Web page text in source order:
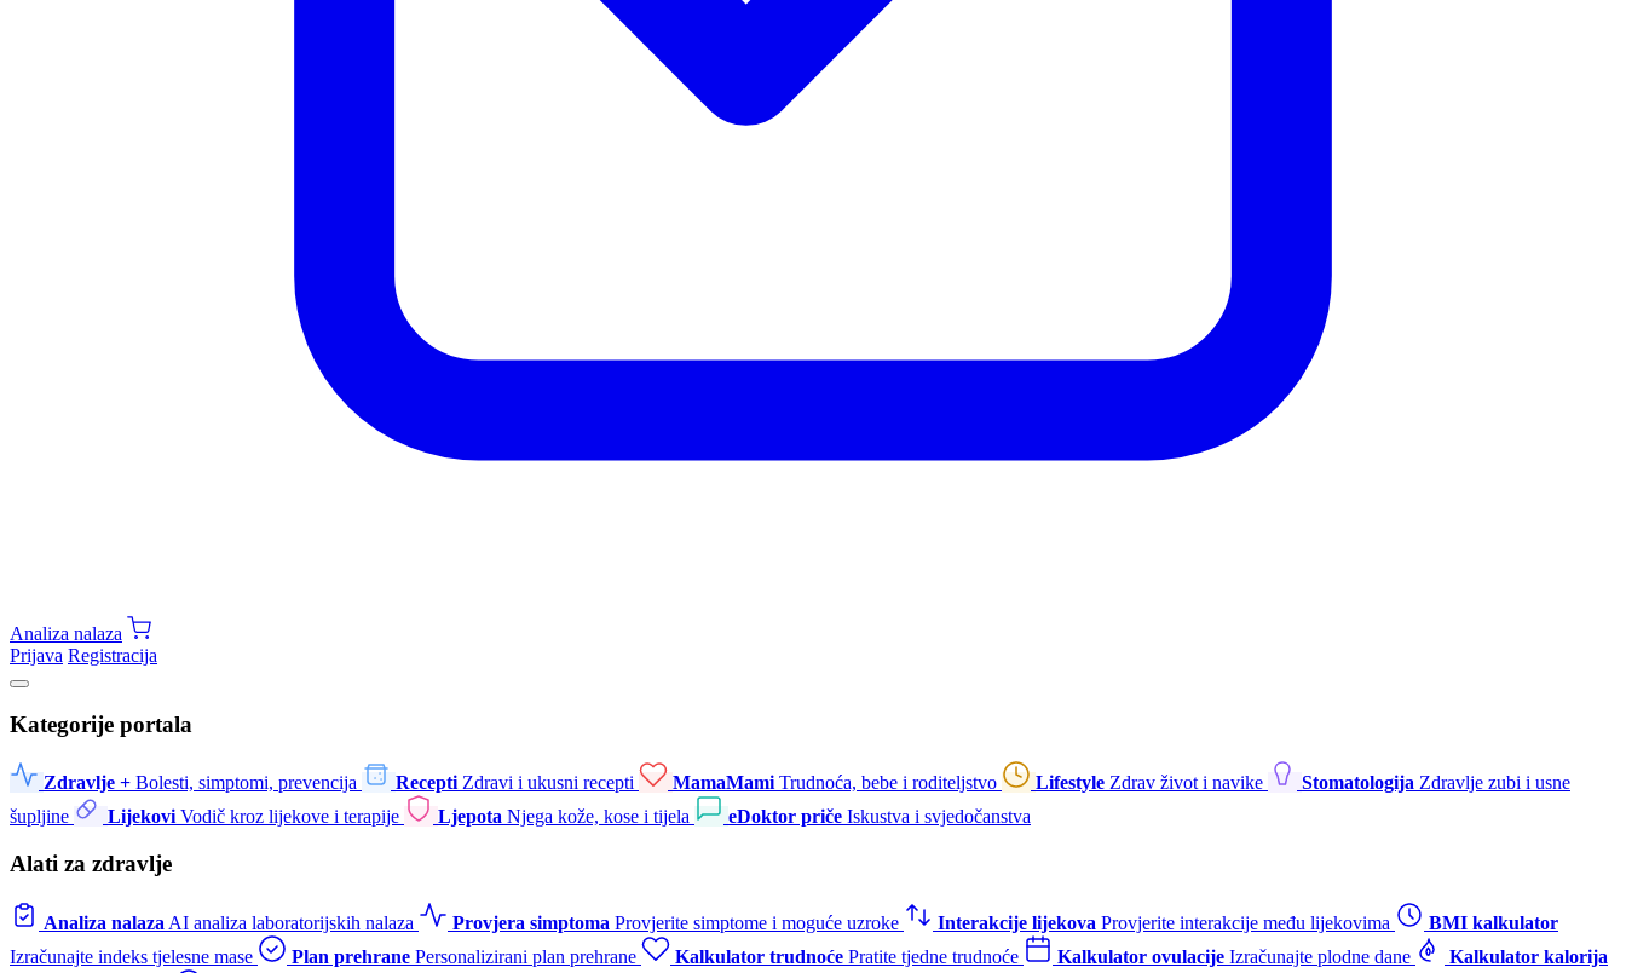
Analiza nalaza
Prijava Registracija
Kategorije portala
Zdravlje + Bolesti, simptomi, prevencija Recepti Zdravi i ukusni recepti MamaMami Trudnoća, bebe i roditeljstvo Lifestyle Zdrav život i navike Stomatologija Zdravlje zubi i usne
šupljine
Lijekovi Vodič kroz lijekove i terapije Ljepota Njega kože, kose i tijela eDoktor priče Iskustva i svjedočanstva
Alati za zdravlje
Analiza nalaza AI analiza laboratorijskih nalaza Provjera simptoma Provjerite simptome i moguće uzroke Interakcije lijekova Provjerite interakcije među lijekovima
BMI kalkulator
Izračunajte indeks tjelesne mase
Plan prehrane Personalizirani plan prehrane Kalkulator trudnoće Pratite tjedne trudnoće Kalkulator ovulacije Izračunajte plodne dane
Kalkulator kalorija